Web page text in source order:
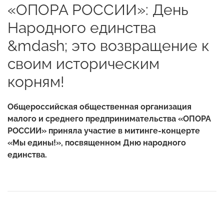
«ОПОРА РОССИИ»: День
Народного единства
&mdash; это возвращение к
своим историческим
корням!
Общероссийская общественная организация
малого и среднего предпринимательства «ОПОРА
РОССИИ» приняла участие в митинге-концерте
«Мы едины!», посвященном Дню народного
единства.